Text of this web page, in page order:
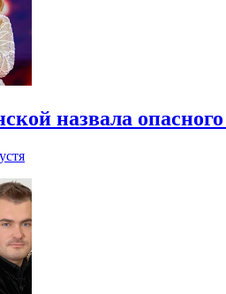
назвала